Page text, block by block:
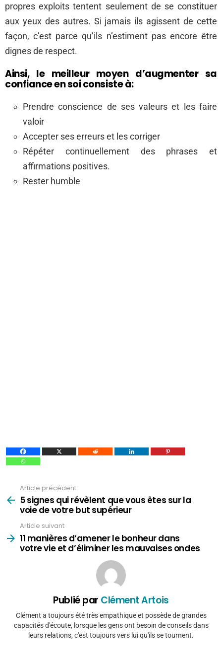
propres exploits tentent seulement de se constituer
aux yeux des autres. Si jamais ils agissent de cette
façon, c’est parce qu’ils n’estiment pas encore être
dignes de respect.
Ainsi, le meilleur moyen d’augmenter sa
confiance en soi consiste à:
Prendre conscience de ses valeurs et les faire
valoir
Accepter ses erreurs et les corriger
Répéter continuellement des phrases et
affirmations positives.
Rester humble
plus
Article précédent
5 signes qui révèlent que vous êtes sur la
voie de votre but supérieur
Article suivant
11 manières d’amener le bonheur dans
votre vie et d’éliminer les mauvaises ondes
Publié par Clément Artois
Clément a toujours été très empathique et possède de grandes
capacités d'écoute, lorsque les gens ont besoin de conseils dans
leurs relations, c'est toujours vers lui qu'ils se tournent.